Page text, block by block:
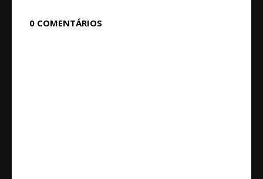
0 COMENTÁRIOS